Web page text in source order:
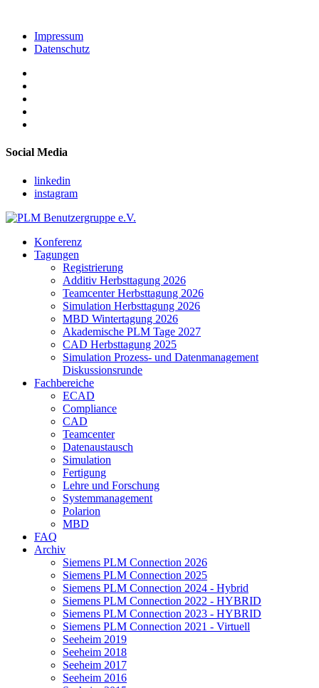
Impressum
Datenschutz
Social Media
linkedin
instagram
Konferenz
Tagungen
Registrierung
Additiv Herbsttagung 2026
Teamcenter Herbsttagung 2026
Simulation Herbsttagung 2026
MBD Wintertagung 2026
Akademische PLM Tage 2027
CAD Herbsttagung 2025
Simulation Prozess- und Datenmanagement
Diskussionsrunde
Fachbereiche
ECAD
Compliance
CAD
Teamcenter
Datenaustausch
Simulation
Fertigung
Lehre und Forschung
Systemmanagement
Polarion
MBD
FAQ
Archiv
Siemens PLM Connection 2026
Siemens PLM Connection 2025
Siemens PLM Connection 2024 - Hybrid
Siemens PLM Connection 2022 - HYBRID
Siemens PLM Connection 2023 - HYBRID
Siemens PLM Connection 2021 - Virtuell
Seeheim 2019
Seeheim 2018
Seeheim 2017
Seeheim 2016